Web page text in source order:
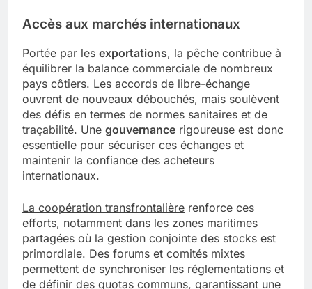
Accès aux marchés internationaux
Portée par les exportations, la pêche contribue à
équilibrer la balance commerciale de nombreux
pays côtiers. Les accords de libre-échange
ouvrent de nouveaux débouchés, mais soulèvent
des défis en termes de normes sanitaires et de
traçabilité. Une gouvernance rigoureuse est donc
essentielle pour sécuriser ces échanges et
maintenir la confiance des acheteurs
internationaux.
La coopération transfrontalière renforce ces
efforts, notamment dans les zones maritimes
partagées où la gestion conjointe des stocks est
primordiale. Des forums et comités mixtes
permettent de synchroniser les réglementations et
de définir des quotas communs, garantissant une